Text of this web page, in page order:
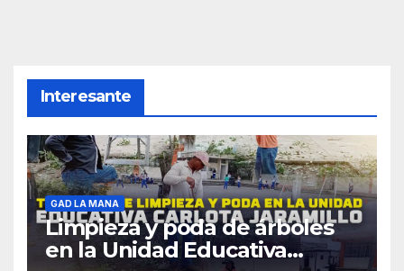
Interesante
GAD LA MANA
Limpieza y poda de árboles
en la Unidad Educativa